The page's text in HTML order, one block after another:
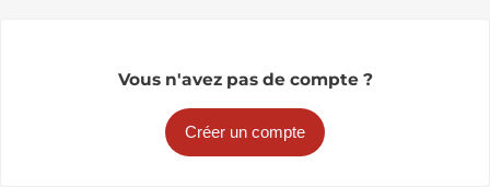
Vous n'avez pas de compte ?
Créer un compte